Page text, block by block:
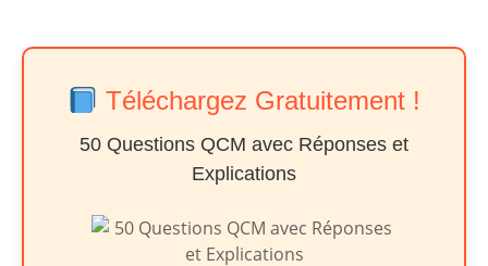
Téléchargez Gratuitement !
50 Questions QCM avec Réponses et
Explications